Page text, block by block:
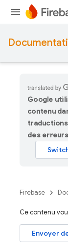
Google
contenu
des
Firebase
Ce contenu
Envoyer